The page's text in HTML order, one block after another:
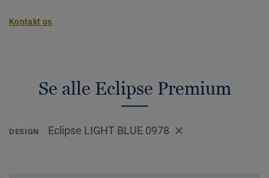
Kontakt os
Se alle Eclipse Premium
DESIGN Eclipse LIGHT BLUE 0978